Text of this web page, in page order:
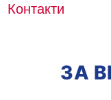
НОВИ ПРОДУКТИ
ГАРАНЦИОННИ
Контакти
ЗА